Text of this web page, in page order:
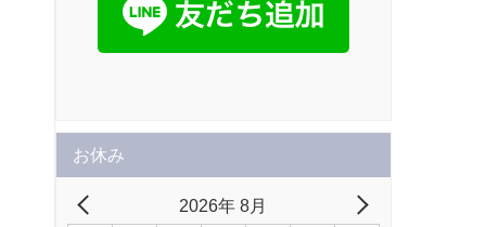
お休み
2026年 8月